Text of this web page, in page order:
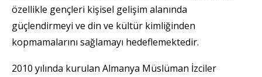
özellikle gençleri kişisel gelişim alanında
güçlendirmeyi ve din ve kültür kimliğinden
kopmamalarını sağlamayı hedeflemektedir.
2010 yılında kurulan Almanya Müslüman İzciler